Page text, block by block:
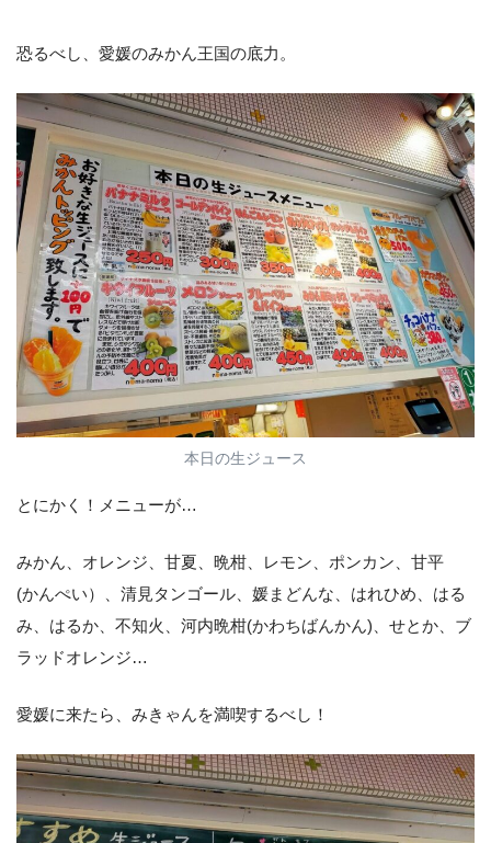
恐るべし、愛媛のみかん王国の底力。
本日の生ジュース
とにかく！メニューが…
みかん、オレンジ、甘夏、晩柑、レモン、ポンカン、甘平
(かんぺい）、清見タンゴール、媛まどんな、はれひめ、はる
み、はるか、不知火、河内晩柑(かわちばんかん)、せとか、ブ
ラッドオレンジ…
愛媛に来たら、みきゃんを満喫するべし！